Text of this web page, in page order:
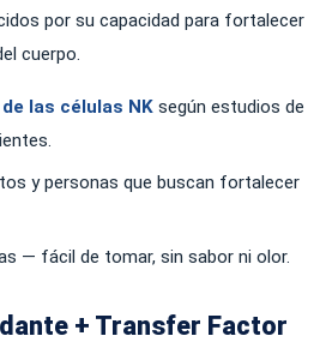
por su capacidad para fortalecer
cuerpo.
las células NK según estudios de
y personas que buscan fortalecer
— fácil de tomar, sin sabor ni olor.
+ Transfer Factor